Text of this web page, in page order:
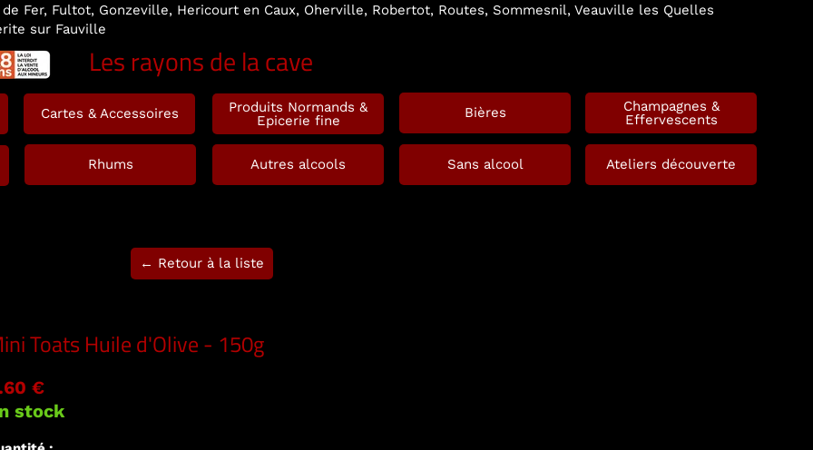
Fer, Fultot, Gonzeville, Hericourt en Caux, Oherville, Robertot, Routes, Sommesnil, Veauville les Quelles
sur Fauville
Les rayons de la cave
Bières
Champagnes &
Effervescents
Cartes & Accessoires
Produits Normands &
Epicerie fine
Ateliers découverte
Sans alcool
Rhums Autres alcools
← Retour à la liste
Toats Huile d'Olive - 150g
€
stock